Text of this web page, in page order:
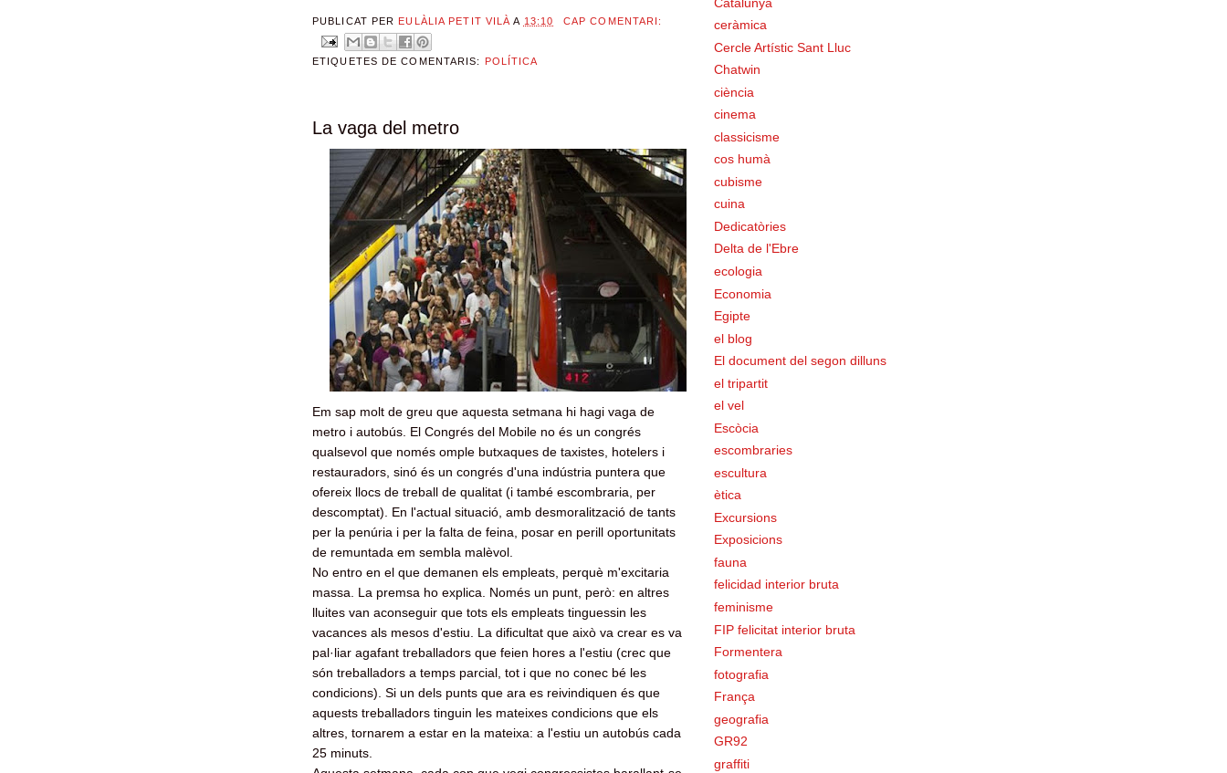
PUBLICAT PER EULÀLIA PETIT VILÀ A 13:10 CAP COMENTARI:
ETIQUETES DE COMENTARIS: POLÍTICA
La vaga del metro
Em sap molt de greu que aquesta setmana hi hagi vaga de
metro i autobús. El Congrés del Mobile no és un congrés
qualsevol que només omple butxaques de taxistes, hotelers i
restauradors, sinó és un congrés d'una indústria puntera que
ofereix llocs de treball de qualitat (i també escombraria, per
descomptat). En l'actual situació, amb desmoralització de tants
per la penúria i per la falta de feina, posar en perill oportunitats
de remuntada em sembla malèvol.
No entro en el que demanen els empleats, perquè m'excitaria
massa. La premsa ho explica. Només un punt, però: en altres
lluites van aconseguir que tots els empleats tinguessin les
vacances als mesos d'estiu. La dificultat que això va crear es va
pal·liar agafant treballadors que feien hores a l'estiu (crec que
són treballadors a temps parcial, tot i que no conec bé les
condicions). Si un dels punts que ara es reivindiquen és que
aquests treballadors tinguin les mateixes condicions que els
altres, tornarem a estar en la mateixa: a l'estiu un autobús cada
25 minuts.
ceràmica
Cercle Artístic Sant Lluc
Chatwin
ciència
cinema
classicisme
cos humà
cubisme
cuina
Dedicatòries
Delta de l'Ebre
ecologia
Economia
Egipte
el blog
El document del segon dilluns
el tripartit
el vel
Escòcia
escombraries
escultura
ètica
Excursions
Exposicions
fauna
felicidad interior bruta
feminisme
FIP felicitat interior bruta
Formentera
fotografia
França
geografia
GR92
graffiti